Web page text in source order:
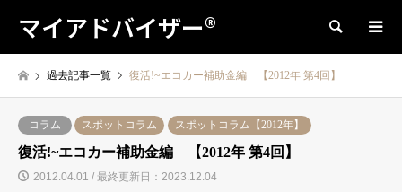
マイアドバイザー® 検索
過去記事一覧 復活!~エコカー補助金編 【2012年 第4回】
コラム スポットコラム スポットコラム【2012年】
復活!~エコカー補助金編 【2012年 第4回】
2012.04.01 / 最終更新日：2023.12.04